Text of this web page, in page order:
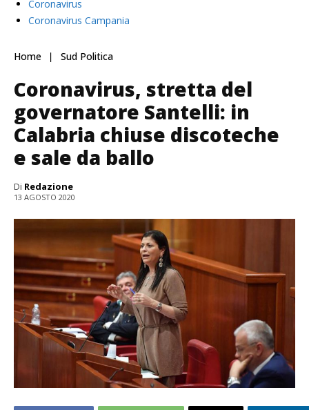
Coronavirus
Coronavirus Campania
Home Sud Politica
Coronavirus, stretta del
governatore Santelli: in
Calabria chiuse discoteche
e sale da ballo
Di Redazione
13 AGOSTO 2020